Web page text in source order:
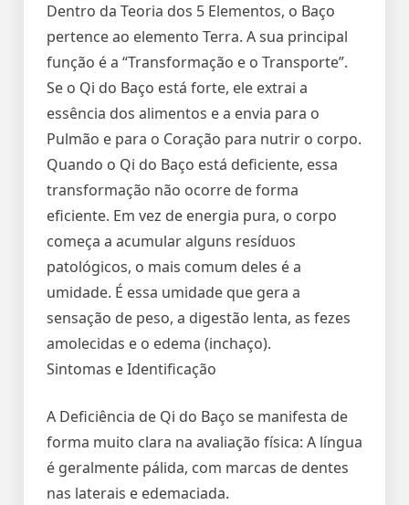
Dentro da Teoria dos 5 Elementos, o Baço
pertence ao elemento Terra. A sua principal
função é a “Transformação e o Transporte”.
Se o Qi do Baço está forte, ele extrai a
essência dos alimentos e a envia para o
Pulmão e para o Coração para nutrir o corpo.
Quando o Qi do Baço está deficiente, essa
transformação não ocorre de forma
eficiente. Em vez de energia pura, o corpo
começa a acumular alguns resíduos
patológicos, o mais comum deles é a
umidade. É essa umidade que gera a
sensação de peso, a digestão lenta, as fezes
amolecidas e o edema (inchaço).
Sintomas e Identificação
A Deficiência de Qi do Baço se manifesta de
forma muito clara na avaliação física: A língua
é geralmente pálida, com marcas de dentes
nas laterais e edemaciada.